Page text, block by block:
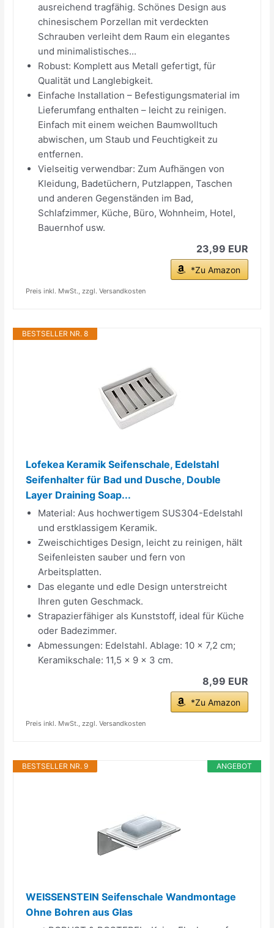
ausreichend tragfähig. Schönes Design aus
chinesischem Porzellan mit verdeckten
Schrauben verleiht dem Raum ein elegantes
und minimalistisches...
Robust: Komplett aus Metall gefertigt, für
Qualität und Langlebigkeit.
Einfache Installation – Befestigungsmaterial im
Lieferumfang enthalten – leicht zu reinigen.
Einfach mit einem weichen Baumwolltuch
abwischen, um Staub und Feuchtigkeit zu
entfernen.
Vielseitig verwendbar: Zum Aufhängen von
Kleidung, Badetüchern, Putzlappen, Taschen
und anderen Gegenständen im Bad,
Schlafzimmer, Küche, Büro, Wohnheim, Hotel,
Bauernhof usw.
23,99 EUR
*Zu Amazon
Preis inkl. MwSt., zzgl. Versandkosten
BESTSELLER NR. 8
Lofekea Keramik Seifenschale, Edelstahl
Seifenhalter für Bad und Dusche, Double
Layer Draining Soap...
Material: Aus hochwertigem SUS304-Edelstahl
und erstklassigem Keramik.
Zweischichtiges Design, leicht zu reinigen, hält
Seifenleisten sauber und fern von
Arbeitsplatten.
Das elegante und edle Design unterstreicht
Ihren guten Geschmack.
Strapazierfähiger als Kunststoff, ideal für Küche
oder Badezimmer.
Abmessungen: Edelstahl. Ablage: 10 x 7,2 cm;
Keramikschale: 11,5 x 9 x 3 cm.
8,99 EUR
*Zu Amazon
Preis inkl. MwSt., zzgl. Versandkosten
ANGEBOT
BESTSELLER NR. 9
WEISSENSTEIN Seifenschale Wandmontage
Ohne Bohren aus Glas